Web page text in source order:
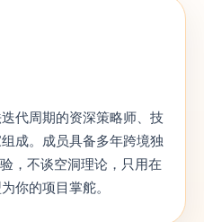
代周期的资深策略师、技
成。成员具备多年跨境独
，不谈空洞理论，只用在
你的项目掌舵。